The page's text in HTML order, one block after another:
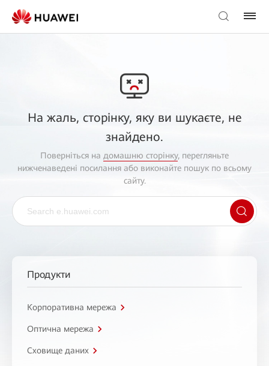
На жаль, сторінку, яку ви шукаєте, не
знайдено.
Поверніться на домашню сторінку, перегляньте
нижченаведені посилання або виконайте пошук по всьому
сайту.
Продукти
Корпоративна мережа
Оптична мережа
Сховище даних